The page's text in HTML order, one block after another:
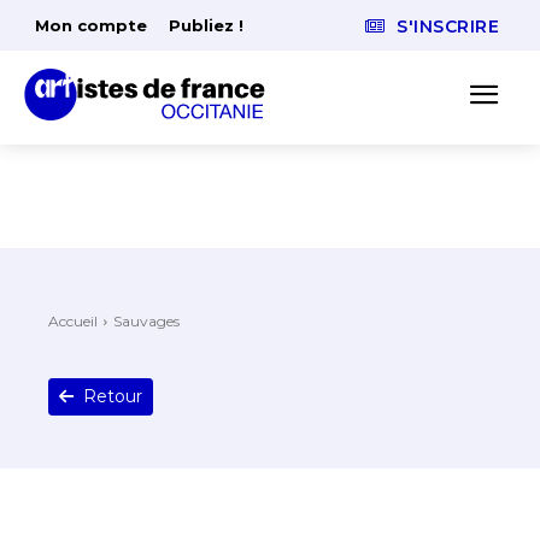
Mon compte Publiez ! S'INSCRIRE
Accueil Sauvages
Retour